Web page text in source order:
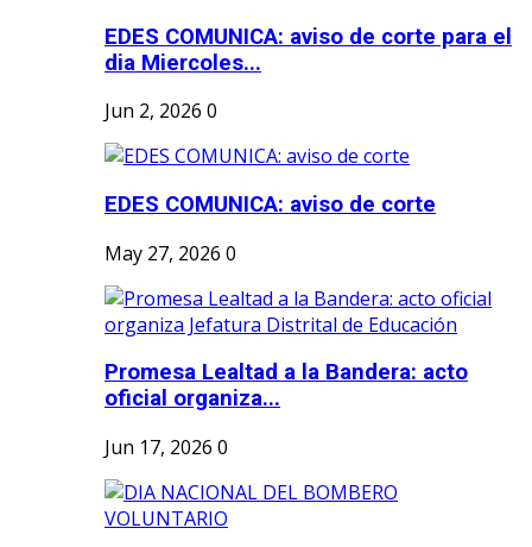
EDES COMUNICA: aviso de corte para el
dia Miercoles...
Jun 2, 2026 0
EDES COMUNICA: aviso de corte
May 27, 2026 0
Promesa Lealtad a la Bandera: acto
oficial organiza...
Jun 17, 2026 0